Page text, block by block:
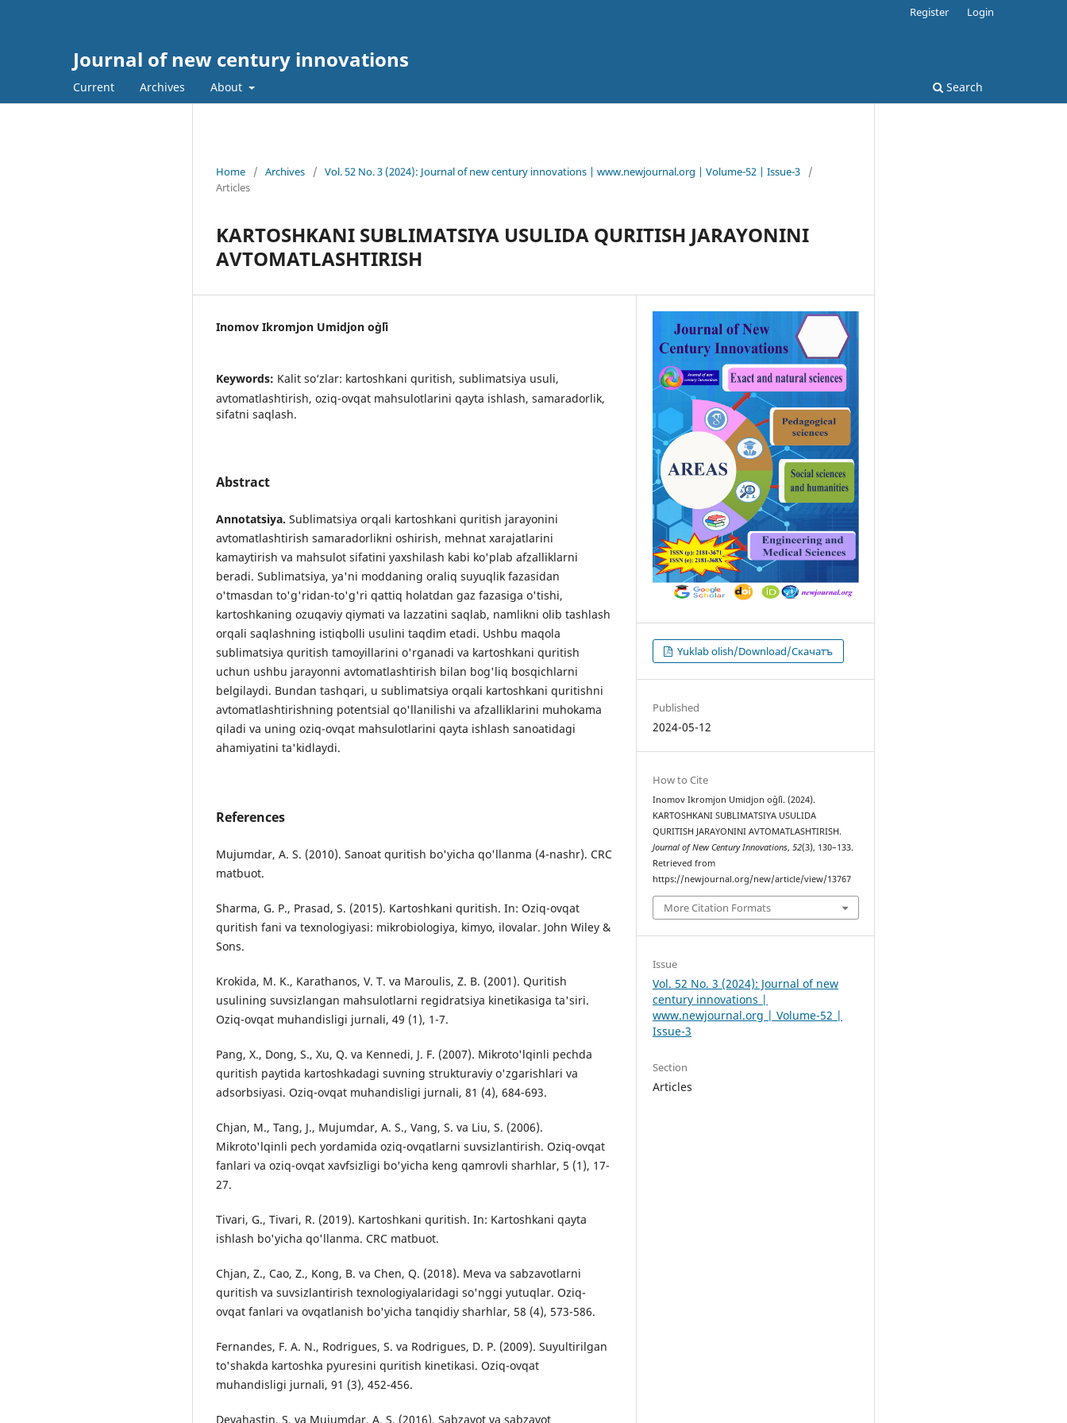
Journal of new century innovations
Current Archives About Search
Register Login
Home / Archives / Vol. 52 No. 3 (2024): Journal of new century innovations | www.newjournal.org | Volume-52 | Issue-3
/
Articles
KARTOSHKANI SUBLIMATSIYA USULIDA QURITISH JARAYONINI
AVTOMATLASHTIRISH
Inomov Ikromjon Umidjon o`g`li
Keywords: Kalit so‘zlar: kartoshkani quritish, sublimatsiya usuli,
avtomatlashtirish, oziq-ovqat mahsulotlarini qayta ishlash, samaradorlik,
sifatni saqlash.
Abstract
Annotatsiya. Sublimatsiya orqali kartoshkani quritish jarayonini
avtomatlashtirish samaradorlikni oshirish, mehnat xarajatlarini
kamaytirish va mahsulot sifatini yaxshilash kabi ko'plab afzalliklarni
beradi. Sublimatsiya, ya'ni moddaning oraliq suyuqlik fazasidan
o'tmasdan to'g'ridan-to'g'ri qattiq holatdan gaz fazasiga o'tishi,
kartoshkaning ozuqaviy qiymati va lazzatini saqlab, namlikni olib tashlash
orqali saqlashning istiqbolli usulini taqdim etadi. Ushbu maqola
sublimatsiya quritish tamoyillarini o'rganadi va kartoshkani quritish
uchun ushbu jarayonni avtomatlashtirish bilan bog'liq bosqichlarni
belgilaydi. Bundan tashqari, u sublimatsiya orqali kartoshkani quritishni
avtomatlashtirishning potentsial qo'llanilishi va afzalliklarini muhokama
qiladi va uning oziq-ovqat mahsulotlarini qayta ishlash sanoatidagi
ahamiyatini ta'kidlaydi.
References
Mujumdar, A. S. (2010). Sanoat quritish bo'yicha qo'llanma (4-nashr). CRC
matbuot.
Sharma, G. P., Prasad, S. (2015). Kartoshkani quritish. In: Oziq-ovqat
quritish fani va texnologiyasi: mikrobiologiya, kimyo, ilovalar. John Wiley &
Sons.
Krokida, M. K., Karathanos, V. T. va Maroulis, Z. B. (2001). Quritish
usulining suvsizlangan mahsulotlarni regidratsiya kinetikasiga ta'siri.
Oziq-ovqat muhandisligi jurnali, 49 (1), 1-7.
Pang, X., Dong, S., Xu, Q. va Kennedi, J. F. (2007). Mikroto'lqinli pechda
quritish paytida kartoshkadagi suvning strukturaviy o'zgarishlari va
adsorbsiyasi. Oziq-ovqat muhandisligi jurnali, 81 (4), 684-693.
Chjan, M., Tang, J., Mujumdar, A. S., Vang, S. va Liu, S. (2006).
Mikroto'lqinli pech yordamida oziq-ovqatlarni suvsizlantirish. Oziq-ovqat
fanlari va oziq-ovqat xavfsizligi bo'yicha keng qamrovli sharhlar, 5 (1), 17-
27.
Tivari, G., Tivari, R. (2019). Kartoshkani quritish. In: Kartoshkani qayta
ishlash bo'yicha qo'llanma. CRC matbuot.
Chjan, Z., Cao, Z., Kong, B. va Chen, Q. (2018). Meva va sabzavotlarni
quritish va suvsizlantirish texnologiyalaridagi so'nggi yutuqlar. Oziq-
ovqat fanlari va ovqatlanish bo'yicha tanqidiy sharhlar, 58 (4), 573-586.
Fernandes, F. A. N., Rodrigues, S. va Rodrigues, D. P. (2009). Suyultirilgan
to'shakda kartoshka pyuresini quritish kinetikasi. Oziq-ovqat
muhandisligi jurnali, 91 (3), 452-456.
Devahastin, S. va Mujumdar, A. S. (2016). Sabzavot va sabzavot
Yuklab olish/Download/Скачатъ
Published
2024-05-12
How to Cite
Inomov Ikromjon Umidjon o`g`li. (2024).
KARTOSHKANI SUBLIMATSIYA USULIDA
QURITISH JARAYONINI AVTOMATLASHTIRISH.
Journal of New Century Innovations,52(3), 130–133.
Retrieved from
https://newjournal.org/new/article/view/13767
More Citation Formats
Issue
Vol. 52 No. 3 (2024): Journal of new
century innovations |
www.newjournal.org | Volume-52 |
Issue-3
Section
Articles